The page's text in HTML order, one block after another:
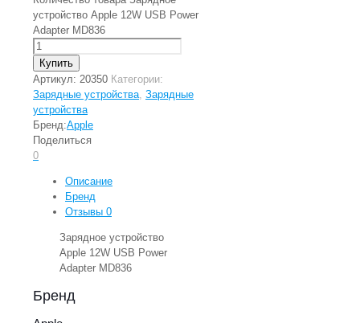
устройство Apple 12W USB Power
Adapter MD836
Купить
Артикул: 20350 Категории:
Зарядные устройства Зарядные
устройства
Бренд:Apple
Поделиться
0
Описание
Бренд
Отзывы 0
Зарядное устройство
Apple 12W USB Power
Adapter MD836
Бренд